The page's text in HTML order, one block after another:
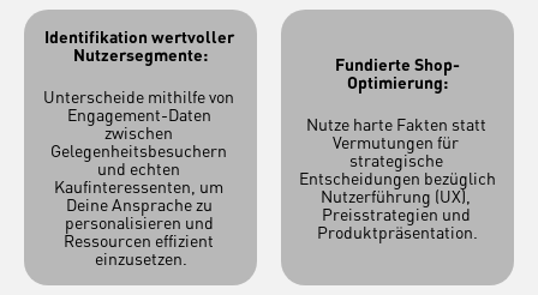
Identifikation wertvoller
Nutzersegmente:
Unterscheide mithilfe von
Engagement-Daten
zwischen
Gelegenheitsbesuchern
und echten
Kaufinteressenten, um
Deine Ansprache zu
personalisieren und
Ressourcen effizient
einzusetzen.
Fundierte Shop-
Optimierung:
Nutze harte Fakten statt
Vermutungen für
strategische
Entscheidungen bezüglich
Nutzerführung (UX),
Preisstrategien und
Produktpräsentation.